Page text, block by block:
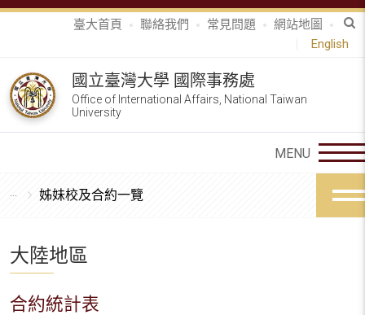
臺大首頁 聯絡我們 常見問題
網站地圖
English
國立臺灣大學 國際事務處
Office of International Affairs, National Taiwan
University
姊妹校及合約一覽
大陸地區
合約統計表